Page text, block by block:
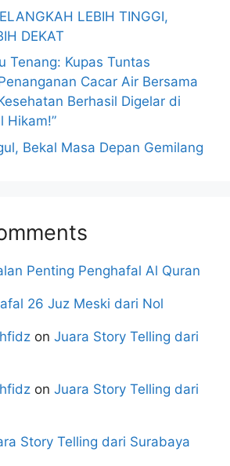
LEBIH TINGGI,
DEKAT
Tenang: Kupas Tuntas
Cacar Air Bersama
Berhasil Digelar di
Hikam!”
Bekal Masa Depan Gemilang
Penting Penghafal Al Quran
26 Juz Meski dari Nol
on Juara Story Telling dari
on Juara Story Telling dari
Story Telling dari Surabaya